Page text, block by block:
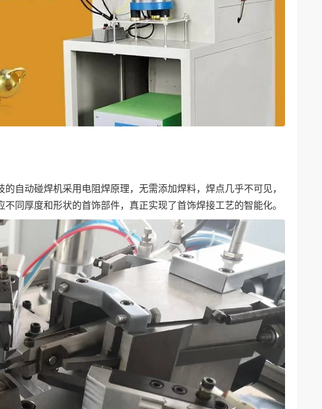
自动碰焊机采用电阻焊原理，无需添加焊料，焊点几乎不可见，
同厚度和形状的首饰部件，真正实现了首饰焊接工艺的智能化。